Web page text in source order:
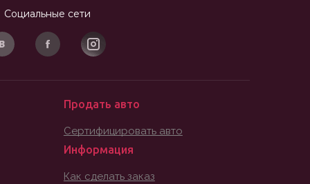
Социальные сети
Продать авто
Сертифицировать авто
Информация
Как сделать заказ